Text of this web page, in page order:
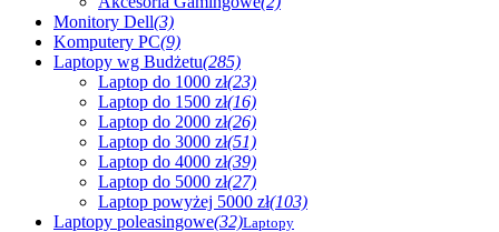
Monitory Dell(3)
Komputery PC(9)
Laptopy wg Budżetu(285)
Laptop do 1000 zł(23)
Laptop do 1500 zł(16)
Laptop do 2000 zł(26)
Laptop do 3000 zł(51)
Laptop do 4000 zł(39)
Laptop do 5000 zł(27)
Laptop powyżej 5000 zł(103)
Laptopy poleasingowe(32)Laptopy